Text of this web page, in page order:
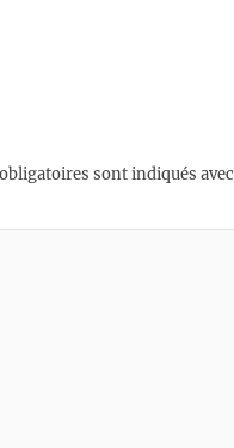
sont indiqués avec